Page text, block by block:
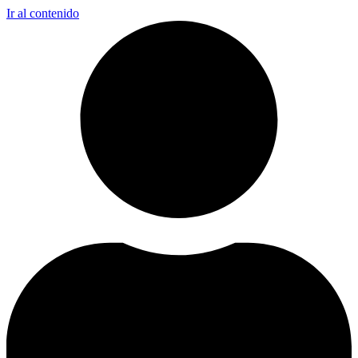
Ir al contenido